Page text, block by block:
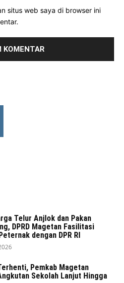
situs web saya di browser ini
Telur Anjlok dan Pakan
DPRD Magetan Fasilitasi
dengan DPR RI
Pemkab Magetan
Sekolah Lanjut Hingga